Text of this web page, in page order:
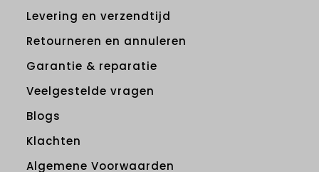
Levering en verzendtijd
Retourneren en annuleren
Garantie & reparatie
Veelgestelde vragen
Blogs
Klachten
Algemene Voorwaarden